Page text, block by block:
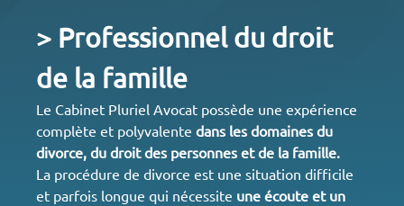
> Professionnel du droit
de la famille
Le Cabinet Pluriel Avocat possède une expérience
complète et polyvalente dans les domaines du
divorce, du droit des personnes et de la famille.
La procédure de divorce est une situation difficile
et parfois longue qui nécessite une écoute et un